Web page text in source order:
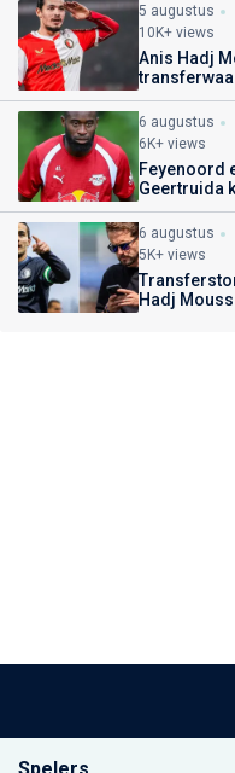
5 augustus
10K+ views
Anis Hadj
6 augustus
6K+ views
Feyenoord
Geertruida
6 augustus
5K+ views
Hadj